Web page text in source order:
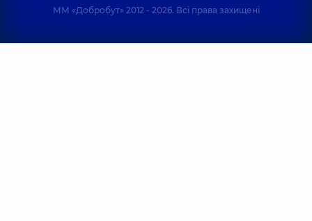
ММ «Добробут» 2012 - 2026. Всі права захищені